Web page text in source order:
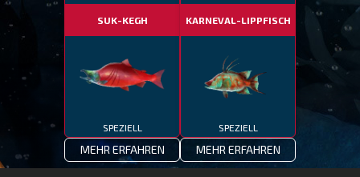
SUK-KEGH
SPEZIELL
MEHR ERFAHREN
KARNEVAL-LIPPFISCH
SPEZIELL
MEHR ERFAHREN